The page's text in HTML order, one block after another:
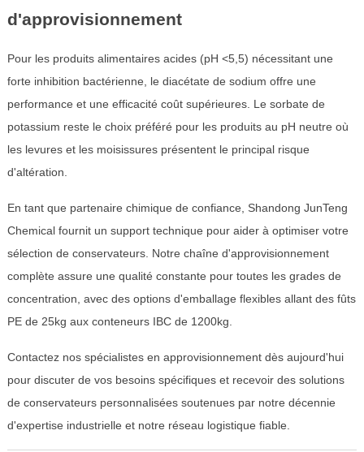
d'approvisionnement
Pour les produits alimentaires acides (pH <5,5) nécessitant une
forte inhibition bactérienne, le diacétate de sodium offre une
performance et une efficacité coût supérieures. Le sorbate de
potassium reste le choix préféré pour les produits au pH neutre où
les levures et les moisissures présentent le principal risque
d'altération.
En tant que partenaire chimique de confiance, Shandong JunTeng
Chemical fournit un support technique pour aider à optimiser votre
sélection de conservateurs. Notre chaîne d'approvisionnement
complète assure une qualité constante pour toutes les grades de
concentration, avec des options d'emballage flexibles allant des fûts
PE de 25kg aux conteneurs IBC de 1200kg.
Contactez nos spécialistes en approvisionnement dès aujourd'hui
pour discuter de vos besoins spécifiques et recevoir des solutions
de conservateurs personnalisées soutenues par notre décennie
d'expertise industrielle et notre réseau logistique fiable.